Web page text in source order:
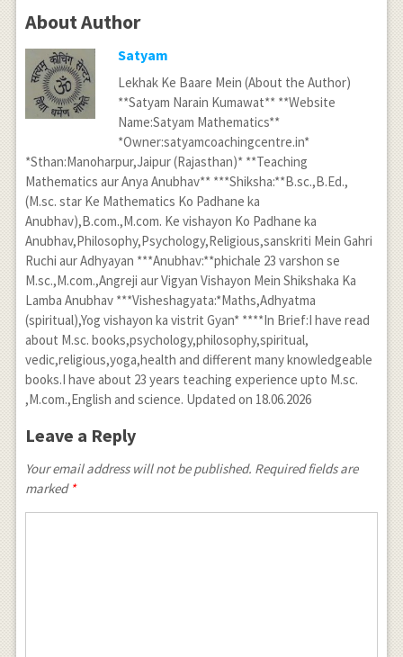
About Author
Satyam
Lekhak Ke Baare Mein (About the Author)
**Satyam Narain Kumawat** **Website
Name:Satyam Mathematics**
*Owner:satyamcoachingcentre.in*
*Sthan:Manoharpur,Jaipur (Rajasthan)* **Teaching
Mathematics aur Anya Anubhav** ***Shiksha:**B.sc.,B.Ed.,
(M.sc. star Ke Mathematics Ko Padhane ka
Anubhav),B.com.,M.com. Ke vishayon Ko Padhane ka
Anubhav,Philosophy,Psychology,Religious,sanskriti Mein Gahri
Ruchi aur Adhyayan ***Anubhav:**phichale 23 varshon se
M.sc.,M.com.,Angreji aur Vigyan Vishayon Mein Shikshaka Ka
Lamba Anubhav ***Visheshagyata:*Maths,Adhyatma
(spiritual),Yog vishayon ka vistrit Gyan* ****In Brief:I have read
about M.sc. books,psychology,philosophy,spiritual,
vedic,religious,yoga,health and different many knowledgeable
books.I have about 23 years teaching experience upto M.sc.
,M.com.,English and science. Updated on 18.06.2026
Leave a Reply
Your email address will not be published. Required fields are
marked *